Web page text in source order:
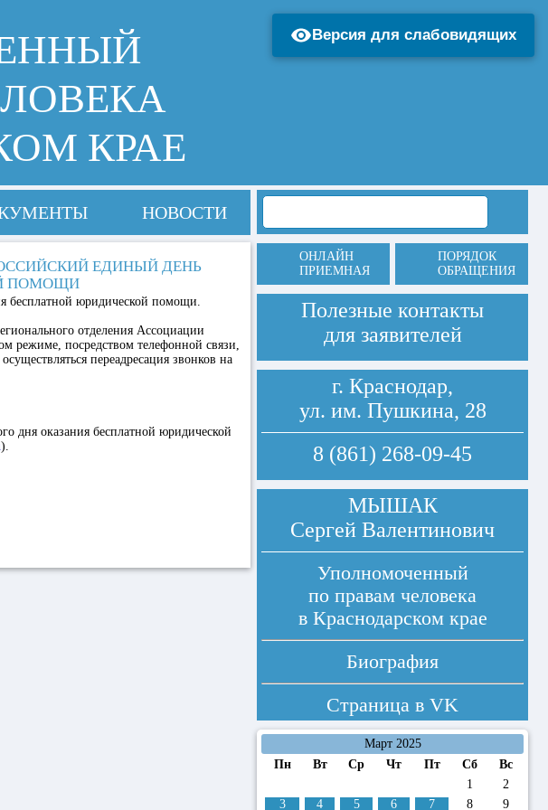
КРАЕ
НОВОСТИ
ЕДИНЫЙ ДЕНЬ
ПОМОЩИ
бесплатной юридической помощи.
отделения Ассоциации
режиме, посредством телефонной связи,
переадресация звонков на
дня оказания бесплатной юридической
).
ОНЛАЙН
ПРИЕМНАЯ
ПОРЯДОК
ОБРАЩЕНИЯ
Полезные контакты
для заявителей
г. Краснодар,
ул. им. Пушкина, 28
8 (861) 268-09-45
МЫШАК
Сергей Валентинович
Уполномоченный
по правам человека
в Краснодарском крае
Биография
Страница в VK
Март 2025
Пн
Вт Ср Чт Пт Сб
Вс
1
2
3
4 5 6 7 8 9
Версия для слабовидящих